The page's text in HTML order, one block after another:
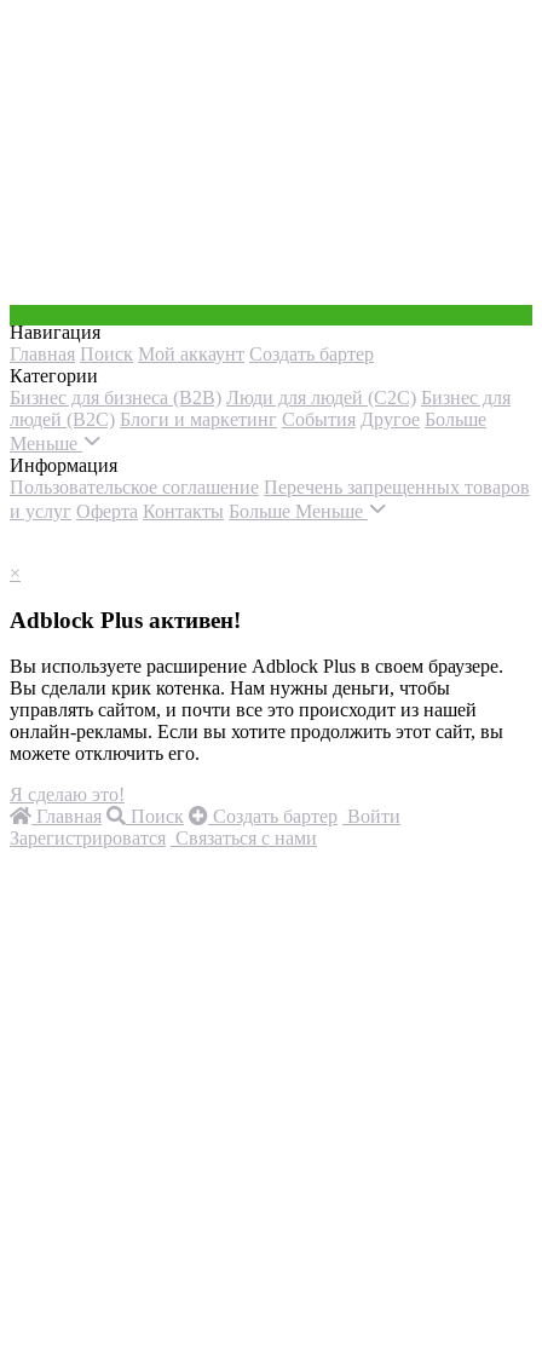
Навигация
Главная Поиск Мой аккаунт Создать бартер
Категории
Бизнес для бизнеса (B2B) Люди для людей (С2С) Бизнес для
людей (B2C) Блоги и маркетинг События Другое Больше
Меньше
Информация
Пользовательское соглашение Перечень запрещенных товаров
и услуг Оферта Контакты Больше Меньше
×
Adblock Plus активен!
Вы используете расширение Adblock Plus в своем браузере.
Вы сделали крик котенка. Нам нужны деньги, чтобы
управлять сайтом, и почти все это происходит из нашей
онлайн-рекламы. Если вы хотите продолжить этот сайт, вы
можете отключить его.
Я сделаю это!
Главная
Поиск Создать бартер Войти
Зарегистрироватся Связаться с нами